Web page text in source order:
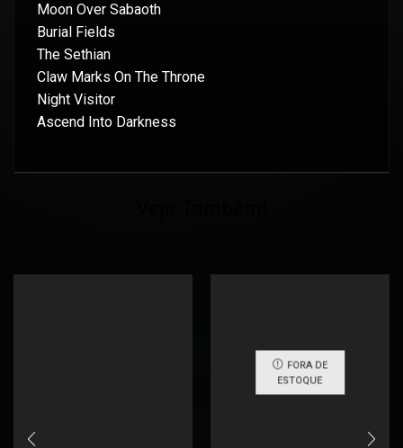
Moon Over Sabaoth
Burial Fields
The Sethian
Claw Marks On The Throne
Night Visitor
Ascend Into Darkness
FORA DE
ESTOQUE